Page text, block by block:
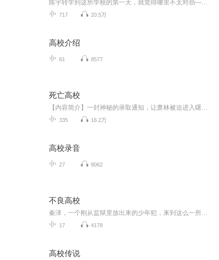
717 20.5万
高校介绍
61 8577
死亡高校
335 16.2万
高校录音
27 8062
不良高校
17 4178
高校传说